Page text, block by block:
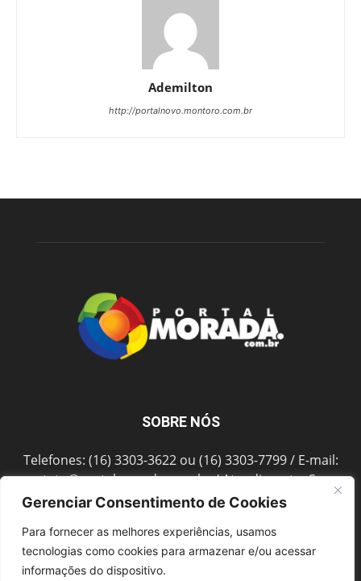
Gerenciar Consentimento de Cookies
Para fornecer as melhores experiências, usamos
tecnologias como cookies para armazenar e/ou acessar
informações do dispositivo.
Ademilton
http://portalnovo.montoro.com.br
SOBRE NÓS
Telefones: (16) 3303-3622 ou (16) 3303-7799 / E-mail:
contato@portalmorada.com.br/ Atendimento: Seg a
Sex das 8h às 18h / Endereço: Av. Bento de Abreu, 889